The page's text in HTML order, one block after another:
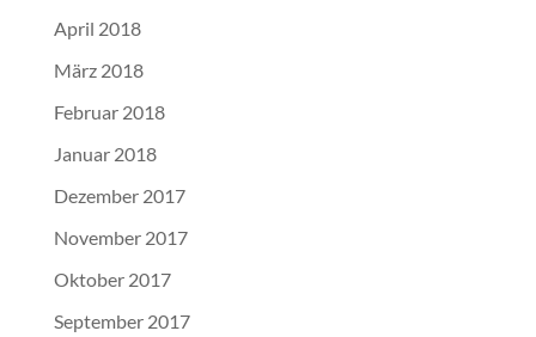
April 2018
März 2018
Februar 2018
Januar 2018
Dezember 2017
November 2017
Oktober 2017
September 2017